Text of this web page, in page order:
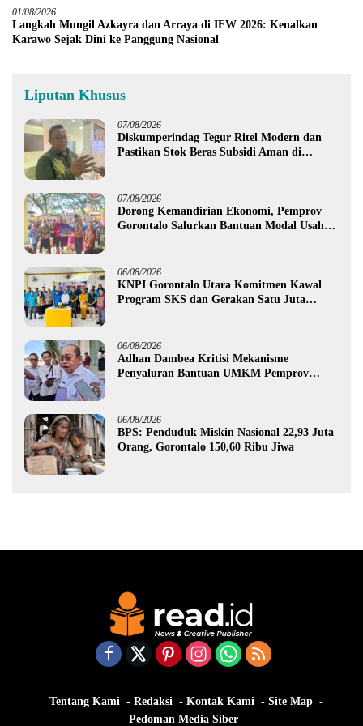
01/08/2026
Langkah Mungil Azkayra dan Arraya di IFW 2026: Kenalkan
Karawo Sejak Dini ke Panggung Nasional
Liputan Khusus
07/08/2026
Diskumperindag Tegur Ritel Modern dan
Pastikan Stok Beras Subsidi Aman di
07/08/2026
Dorong Kemandirian Ekonomi, Pemprov
Gorontalo Salurkan Bantuan Modal Usaha
06/08/2026
KNPI Gorontalo Utara Komitmen Kawal
Program SKS dan Gerakan Satu Juta
06/08/2026
Adhan Dambea Kritisi Mekanisme
Penyaluran Bantuan UMKM Pemprov
06/08/2026
BPS: Penduduk Miskin Nasional 22,93 Juta
Orang, Gorontalo 150,60 Ribu Jiwa
Tentang Kami Redaksi Kontak Kami
Site Map
Pedoman Media Siber